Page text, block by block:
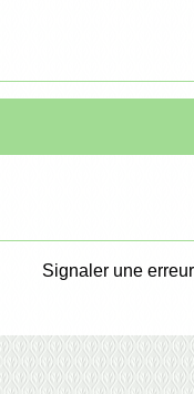
Signaler une